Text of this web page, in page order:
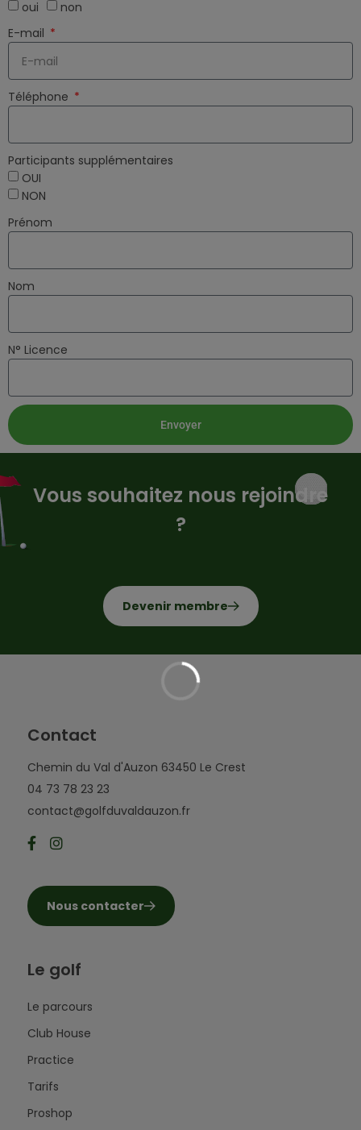
oui
non
E-mail
Téléphone
Participants supplémentaires
OUI
NON
Prénom
Nom
N° Licence
Envoyer
Vous souhaitez nous rejoindre
?
Devenir membre
Contact
Chemin du Val d'Auzon 63450 Le Crest
04 73 78 23 23
contact@golfduvaldauzon.fr
Nous contacter
Le golf
Le parcours
Club House
Practice
Tarifs
Proshop